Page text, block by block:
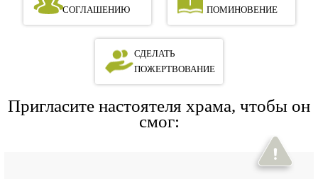
СОГЛАШЕНИЮ
ПОМИНОВЕНИЕ
СДЕЛАТЬ
ПОЖЕРТВОВАНИЕ
Пригласите настоятеля храма, чтобы он
смог: